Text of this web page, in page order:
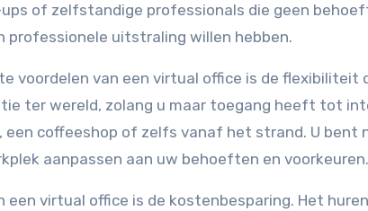
of zelfstandige professionals die geen
professionele uitstraling willen hebben.
voordelen van een virtual office is de
ter wereld, zolang u maar toegang heeft tot
een coffeeshop of zelfs vanaf het strand. U bent
aanpassen aan uw behoeften en voorkeuren.
een virtual office is de kostenbesparing. Het